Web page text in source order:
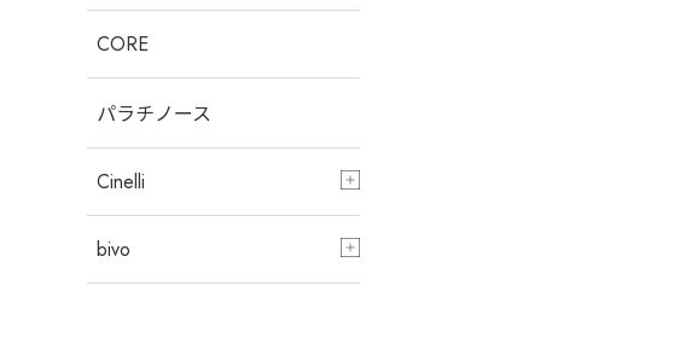
CORE
パラチノース
Cinelli
bivo